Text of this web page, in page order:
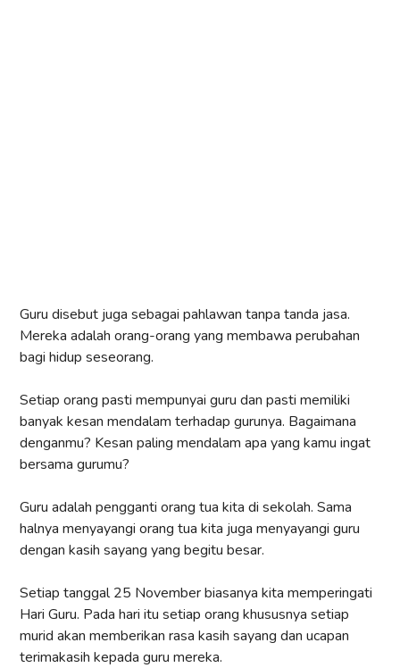
Guru disebut juga sebagai pahlawan tanpa tanda jasa.
Mereka adalah orang-orang yang membawa perubahan
bagi hidup seseorang.
Setiap orang pasti mempunyai guru dan pasti memiliki
banyak kesan mendalam terhadap gurunya. Bagaimana
denganmu? Kesan paling mendalam apa yang kamu ingat
bersama gurumu?
Guru adalah pengganti orang tua kita di sekolah. Sama
halnya menyayangi orang tua kita juga menyayangi guru
dengan kasih sayang yang begitu besar.
Setiap tanggal 25 November biasanya kita memperingati
Hari Guru. Pada hari itu setiap orang khususnya setiap
murid akan memberikan rasa kasih sayang dan ucapan
terimakasih kepada guru mereka.